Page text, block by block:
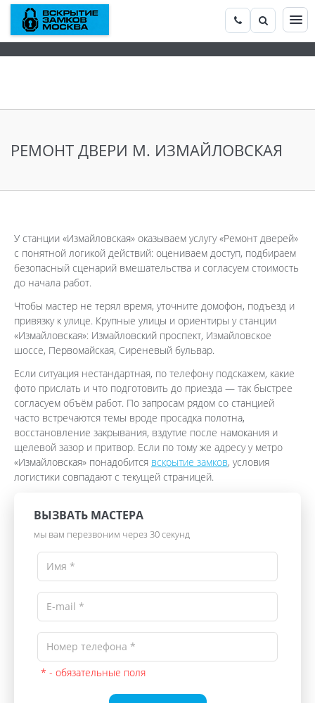
РЕМОНТ ДВЕРИ М. ИЗМАЙЛОВСКАЯ
У станции «Измайловская» оказываем услугу «Ремонт дверей»
с понятной логикой действий: оцениваем доступ, подбираем
безопасный сценарий вмешательства и согласуем стоимость
до начала работ.
Чтобы мастер не терял время, уточните домофон, подъезд и
привязку к улице. Крупные улицы и ориентиры у станции
«Измайловская»: Измайловский проспект, Измайловское
шоссе, Первомайская, Сиреневый бульвар.
Если ситуация нестандартная, по телефону подскажем, какие
фото прислать и что подготовить до приезда — так быстрее
согласуем объём работ. По запросам рядом со станцией
часто встречаются темы вроде просадка полотна,
восстановление закрывания, вздутие после намокания и
щелевой зазор и притвор. Если по тому же адресу у метро
«Измайловская» понадобится вскрытие замков, условия
логистики совпадают с текущей страницей.
ВЫЗВАТЬ МАСТЕРА
мы вам перезвоним через 30 секунд
* - обязательные поля